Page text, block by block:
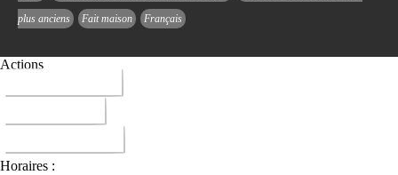
plus anciens Fait maison Français
Actions
Horaires :